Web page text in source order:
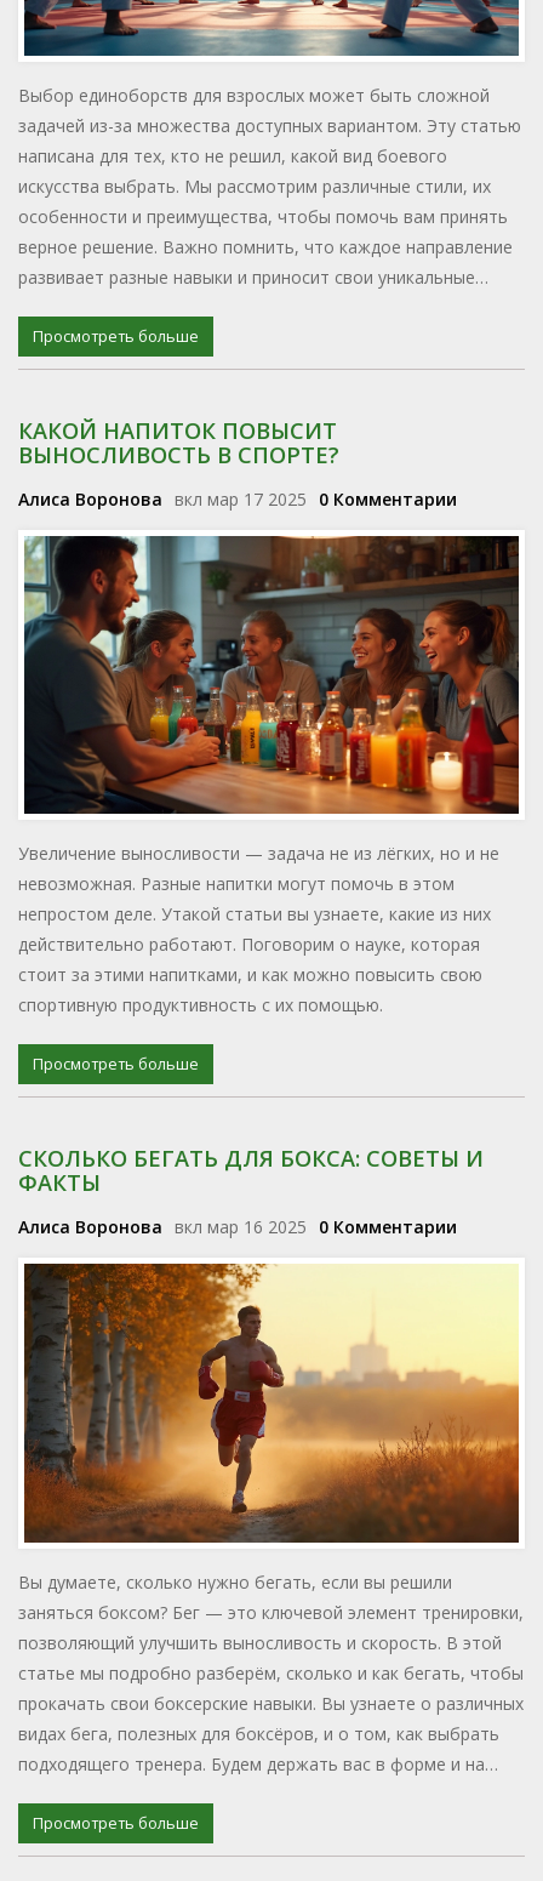
Выбор единоборств для взрослых может быть сложной
задачей из-за множества доступных вариантом. Эту статью
написана для тех, кто не решил, какой вид боевого
искусства выбрать. Мы рассмотрим различные стили, их
особенности и преимущества, чтобы помочь вам принять
верное решение. Важно помнить, что каждое направление
развивает разные навыки и приносит свои уникальные
Просмотреть больше
КАКОЙ НАПИТОК ПОВЫСИТ
ВЫНОСЛИВОСТЬ В СПОРТЕ?
Алиса Воронова вкл мар 17 2025 0 Комментарии
Увеличение выносливости — задача не из лёгких, но и не
невозможная. Разные напитки могут помочь в этом
непростом деле. Утакой статьи вы узнаете, какие из них
действительно работают. Поговорим о науке, которая
стоит за этими напитками, и как можно повысить свою
спортивную продуктивность с их помощью.
Просмотреть больше
СКОЛЬКО БЕГАТЬ ДЛЯ БОКСА: СОВЕТЫ И
ФАКТЫ
Алиса Воронова вкл мар 16 2025 0 Комментарии
Вы думаете, сколько нужно бегать, если вы решили
заняться боксом? Бег — это ключевой элемент тренировки,
позволяющий улучшить выносливость и скорость. В этой
статье мы подробно разберём, сколько и как бегать, чтобы
прокачать свои боксерские навыки. Вы узнаете о различных
видах бега, полезных для боксёров, и о том, как выбрать
подходящего тренера. Будем держать вас в форме и на
Просмотреть больше